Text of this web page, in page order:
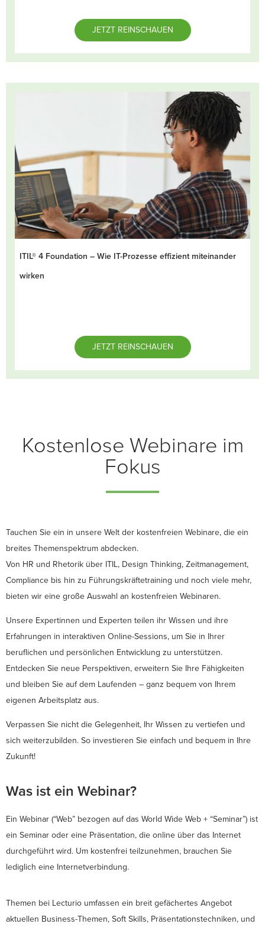
JETZT REINSCHAUEN
ITIL® 4 Foundation – Wie IT-Prozesse effizient miteinander
wirken
JETZT REINSCHAUEN
Kostenlose Webinare im
Fokus
Tauchen Sie ein in unsere Welt der kostenfreien Webinare, die ein
breites Themenspektrum abdecken.
Von HR und Rhetorik über ITIL, Design Thinking, Zeitmanagement,
Compliance bis hin zu Führungskräftetraining und noch viele mehr,
bieten wir eine große Auswahl an kostenfreien Webinaren.
Unsere Expertinnen und Experten teilen ihr Wissen und ihre
Erfahrungen in interaktiven Online-Sessions, um Sie in Ihrer
beruflichen und persönlichen Entwicklung zu unterstützen.
Entdecken Sie neue Perspektiven, erweitern Sie Ihre Fähigkeiten
und bleiben Sie auf dem Laufenden – ganz bequem von Ihrem
eigenen Arbeitsplatz aus.
Verpassen Sie nicht die Gelegenheit, Ihr Wissen zu vertiefen und
sich weiterzubilden. So investieren Sie einfach und bequem in Ihre
Zukunft!
Was ist ein Webinar?
Ein Webinar (“Web” bezogen auf das World Wide Web + “Seminar”) ist
ein Seminar oder eine Präsentation, die online über das Internet
durchgeführt wird. Um kostenfrei teilzunehmen, brauchen Sie
lediglich eine Internetverbindung.
Themen bei Lecturio umfassen ein breit gefächertes Angebot
aktuellen Business-Themen, Soft Skills, Präsentationstechniken, und